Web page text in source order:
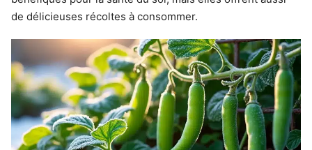
de délicieuses récoltes à consommer.